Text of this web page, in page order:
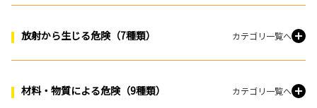
放射から生じる危険（7種類） カテゴリ一覧へ
材料・物質による危険（9種類） カテゴリ一覧へ